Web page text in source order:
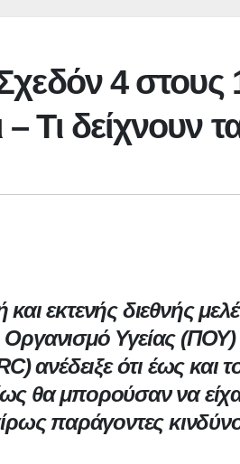
4 στους
Τι δείχνουν
εκτενής διεθνής
Υγείας (ΠΟΥ)
ανέδειξε ότι έως
θα μπορούσαν να
παράγοντες